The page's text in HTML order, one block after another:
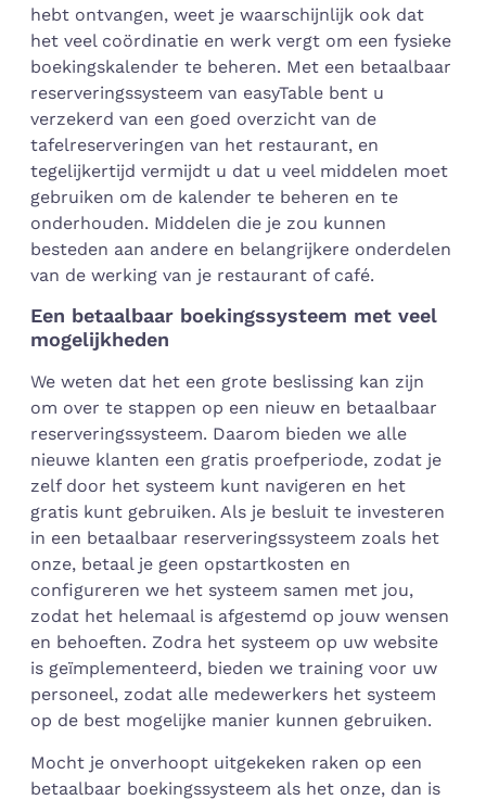
hebt ontvangen, weet je waarschijnlijk ook dat
het veel coördinatie en werk vergt om een fysieke
boekingskalender te beheren. Met een betaalbaar
reserveringssysteem van easyTable bent u
verzekerd van een goed overzicht van de
tafelreserveringen van het restaurant, en
tegelijkertijd vermijdt u dat u veel middelen moet
gebruiken om de kalender te beheren en te
onderhouden. Middelen die je zou kunnen
besteden aan andere en belangrijkere onderdelen
van de werking van je restaurant of café.
Een betaalbaar boekingssysteem met veel
mogelijkheden
We weten dat het een grote beslissing kan zijn
om over te stappen op een nieuw en betaalbaar
reserveringssysteem. Daarom bieden we alle
nieuwe klanten een gratis proefperiode, zodat je
zelf door het systeem kunt navigeren en het
gratis kunt gebruiken. Als je besluit te investeren
in een betaalbaar reserveringssysteem zoals het
onze, betaal je geen opstartkosten en
configureren we het systeem samen met jou,
zodat het helemaal is afgestemd op jouw wensen
en behoeften. Zodra het systeem op uw website
is geïmplementeerd, bieden we training voor uw
personeel, zodat alle medewerkers het systeem
op de best mogelijke manier kunnen gebruiken.
Mocht je onverhoopt uitgekeken raken op een
betaalbaar boekingssysteem als het onze, dan is